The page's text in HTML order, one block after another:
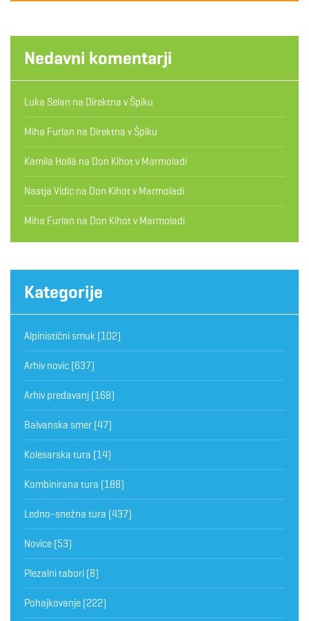
Nedavni komentarji
Luka Selan na Direktna v Špiku
Miha Furlan na Direktna v Špiku
Kamila Hollá na Don Kihot v Marmoladi
Nastja Vidic na Don Kihot v Marmoladi
Miha Furlan na Don Kihot v Marmoladi
Kategorije
Alpinistični smuk (102)
Arhiv novic (637)
Arhiv predavanj (168)
Balvanska smer (47)
Kolesarska tura (14)
Kombinirana tura (188)
Ledno-snežna tura (437)
Novice (53)
Plezalni tabori (8)
Pohajkovanje (222)